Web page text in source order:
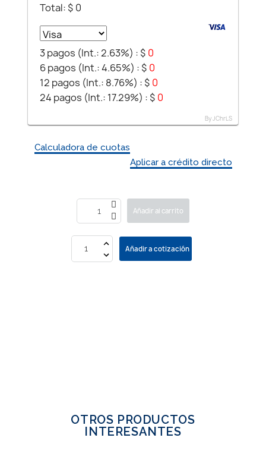
Total: $ 0
3 pagos (Int.: 2.63%) : $ 0
6 pagos (Int.: 4.65%) : $ 0
12 pagos (Int.: 8.76%) : $ 0
24 pagos (Int.: 17.29%) : $ 0
By JChrLS
Calculadora de cuotas
Aplicar a crédito directo
Añadir al carrito
Añadir a cotización
OTROS PRODUCTOS
INTERESANTES